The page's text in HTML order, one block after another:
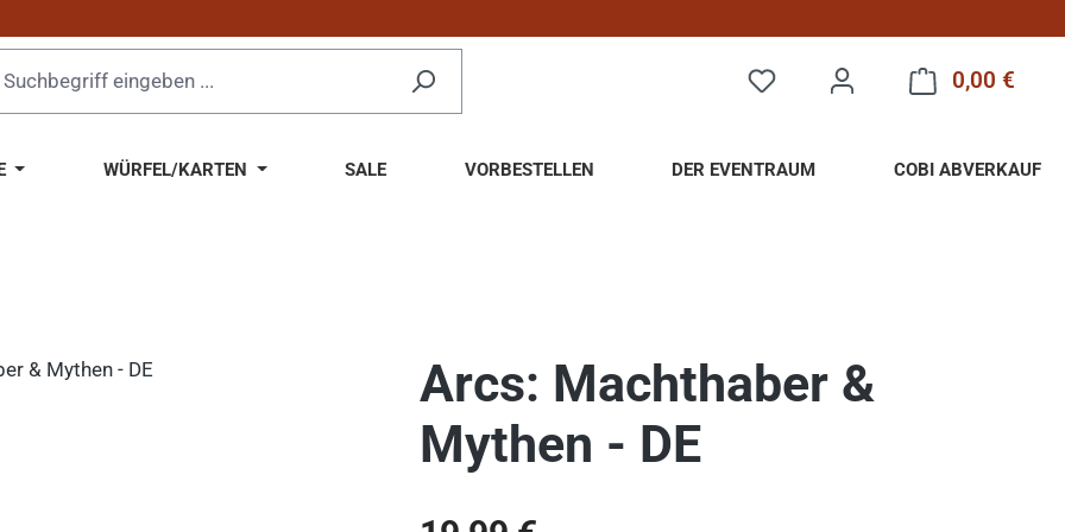
0,00 €
WÜRFEL/KARTEN SALE VORBESTELLEN DER EVENTRAUM COBI ABVERKAUF
Arcs: Machthaber &
Mythen - DE
Regulärer Preis: